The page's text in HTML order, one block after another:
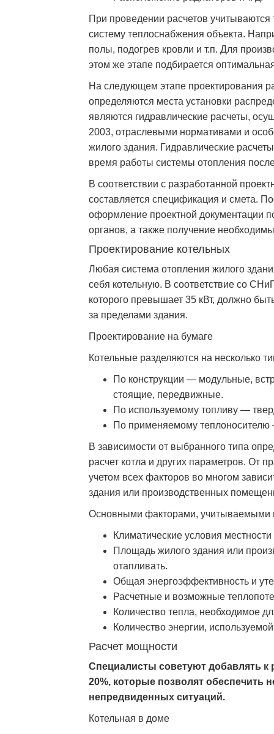
При проведении расчетов
систему теплоснабжения объекта.
полы, подогрев кровли и т.п. Для
этом же этапе подбирается
На следующем этапе проектирования
определяются места установки
являются гидравлические расчеты,
2003, отраслевыми нормативами и
жилого здания. Гидравлические
время работы системы отопления
В соответствии с разработанной
составляется спецификация и смета.
оформление проектной документации
органов, а также получение
Проектирование котельных
Любая система отопления жилого
себя котельную. В соответствие со
которого превышает 35 кВт, должно
за пределами здания.
Проектирование на бумаге
Котельные разделяются на несколько
По конструкции — модульные,
стоящие, передвижные.
По используемому топливу —
По применяемому
В зависимости от выбранного типа
расчет котла и других параметров. От
учетом всех факторов во многом
здания или производственных
Основными факторами, учитываемыми
Климатические условия
Площадь жилого здания или
отапливать.
Общая энергоэффективность и
Расчетные и возможные
Количество тепла, необходимое
Количество энергии,
Расчет мощности
Специалисты советуют добавлять
20%, которые позволят обеспечить
непредвиденных ситуаций.
Котельная в доме